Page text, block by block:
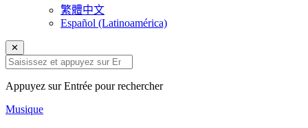
繁體中文
Español (Latinoamérica)
✕
Appuyez sur Entrée pour rechercher
Musique